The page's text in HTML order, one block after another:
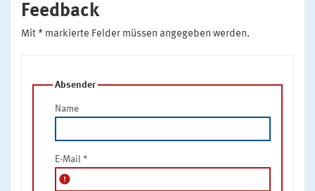
Feedback
Mit * markierte Felder müssen angegeben werden.
Absender
Name
E-Mail *
error